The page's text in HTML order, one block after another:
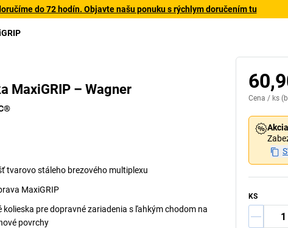
do 72 hodín. Objavte našu ponuku s rýchlym doručením tu
MaxiGRIP – Wagner
tvarovo stáleho brezového multiplexu
MaxiGRIP
pre dopravné zariadenia s ľahkým chodom na
povrchy
Cena / ks
Akcia
KS